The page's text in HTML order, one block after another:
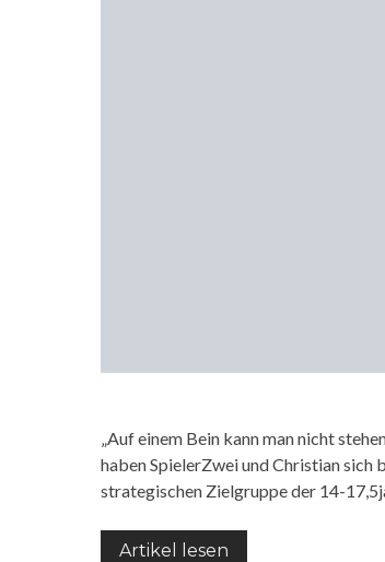
„Auf einem Bein kann man nicht
haben SpielerZwei und Christian sich
strategischen Zielgruppe der 14-
Artikel lesen